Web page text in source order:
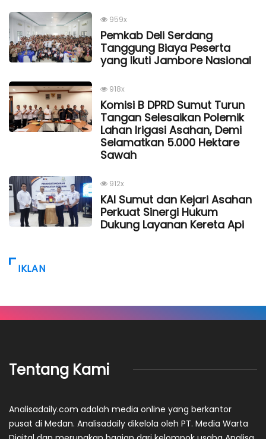
959x
Pemkab Deli Serdang
Tanggung Biaya Peserta
yang Ikuti Jambore Nasional
918x
Komisi B DPRD Sumut Turun
Tangan Selesaikan Polemik
Lahan Irigasi Asahan, Demi
Selamatkan 5.000 Hektare
Sawah
912x
KAI Sumut dan Kejari Asahan
Perkuat Sinergi Hukum
Dukung Layanan Kereta Api
IKLAN
Tentang Kami
Analisadaily.com adalah media online yang berkantor
pusat di Medan. Analisadaily dikelola oleh PT. Media Warta